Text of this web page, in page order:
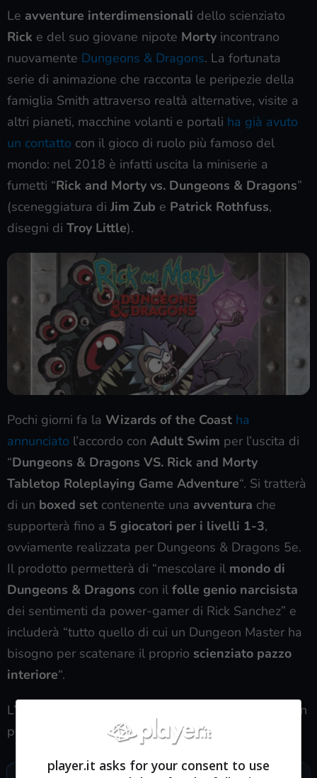
Le avventure interdimensionali dello scienziato
Rick e del suo giovane nipote Morty incontrano
nuovamente Dungeons & Dragons. La fortunata
serie di animazione che racconta le peripezie della
famiglia Smith attraverso realtà alternative, visite a
altri pianeti, macchine volanti e portali ha già avuto
un contatto con il gioco di ruolo più famoso del
mondo: nel 2018 è infatti uscita la miniserie a
fumetti “Rick and Morty vs. Dungeons & Dragons”
(sceneggiatura di Jim Zub e Patrick Rothfuss,
disegni di Troy Little).
Pochi giorni fa la Wizards of the Coast ha
annunciato l’accordo con Adult Swim per l’uscita di
“Dungeons & Dragons VS. Rick and Morty
Tabletop Roleplaying Game Adventure“. Si tratterà
di un boxed set contenente una avventura che
supporterà fino a 5 giocatori per i livelli 1-3,
ovviamente realizzata per Dungeons & Dragons 5e.
Il prodotto permetterà di “mescolare il mondo di
Dungeons & Dragons con il folle genio narcisista
dei sentimenti da power-gamer di Rick Sanchez” e
includerà “tutto quello di cui un Dungeon Master ha
bisogno per scatenare il proprio scienziato pazzo
interiore“.
L’uscita è attesa per il
e avrà un
prezzo di copertina di29,99 $.
player.it asks for your consent to use